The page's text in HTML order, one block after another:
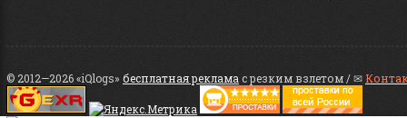
© 2012—2026 «iQlogs» бесплатная реклама с резким взлетом / ✉